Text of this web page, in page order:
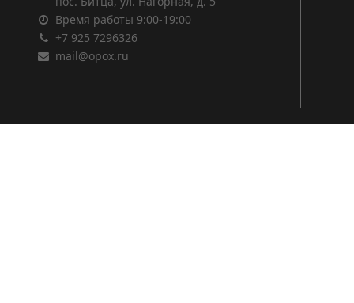
Время работы 9:00-19:00
+7 925 7296326
mail@opox.ru